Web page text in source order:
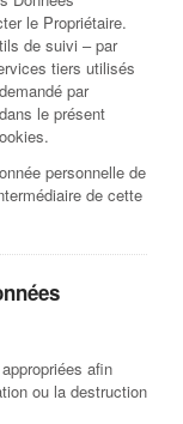
le Propriétaire.
de suivi – par
tiers utilisés
par
le présent
personnelle de
de cette
afin
ou la destruction